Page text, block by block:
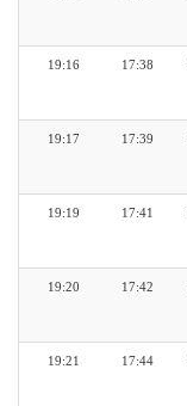
17:38
19:16
17:39
19:17
17:41
19:19
17:42
19:20
17:44
19:21